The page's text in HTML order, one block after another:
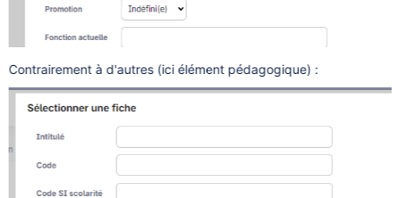
Contrairement à d'autres (ici élément pédagogique) :